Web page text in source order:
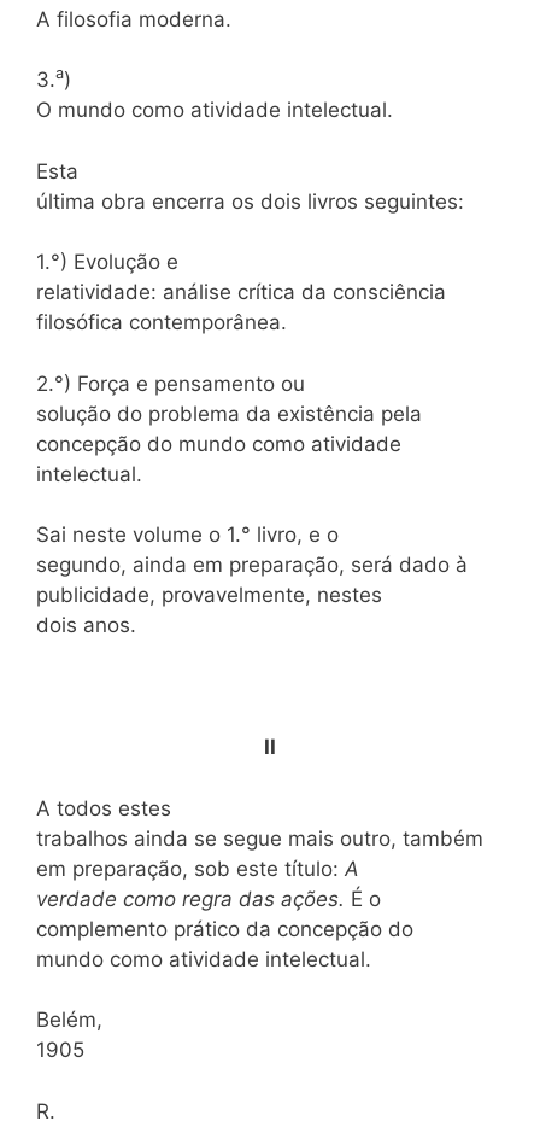
A filosofia moderna.
3.a)
O mundo como atividade intelectual.
Esta
última obra encerra os dois livros seguintes:
1.°) Evolução e
relatividade: análise crítica da consciência
filosófica contemporânea.
2.°) Força e pensamento ou
solução do problema da existência pela
concepção do mundo como atividade
intelectual.
Sai neste volume o 1.° livro, e o
segundo, ainda em preparação, será dado à
publicidade, provavelmente, nestes
dois anos.
II
A todos estes
trabalhos ainda se segue mais outro, também
em preparação, sob este título: A
verdade como regra das ações. É o
complemento prático da concepção do
mundo como atividade intelectual.
Belém,
1905
R.